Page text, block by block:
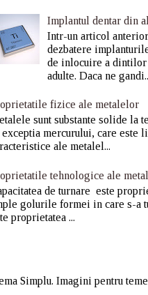
Implantul dentar din
Intr-un articol
dezbatere
de inlocuire a dintilor
adulte. Daca ne
fizice ale metalelor
sunt substante solide la
exceptia mercurului, care este
ale metalel...
tehnologice ale
de turnare este
golurile formei in care s-a
proprietatea ...
Simplu. Imagini pentru